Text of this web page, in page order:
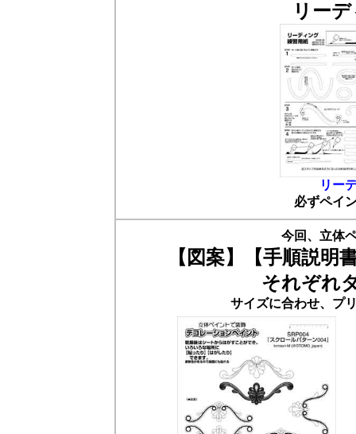
リー
リー
必ずペイ
今回、立体
【図案】【手順説明
それぞれ
サイズに合わせ、プ